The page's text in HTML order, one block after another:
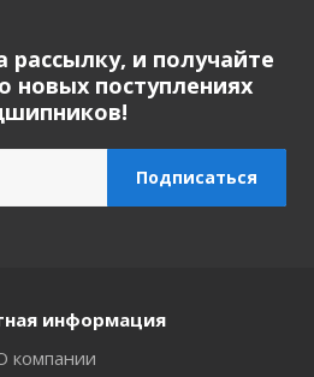
и получайте
поступлениях
информация
компании